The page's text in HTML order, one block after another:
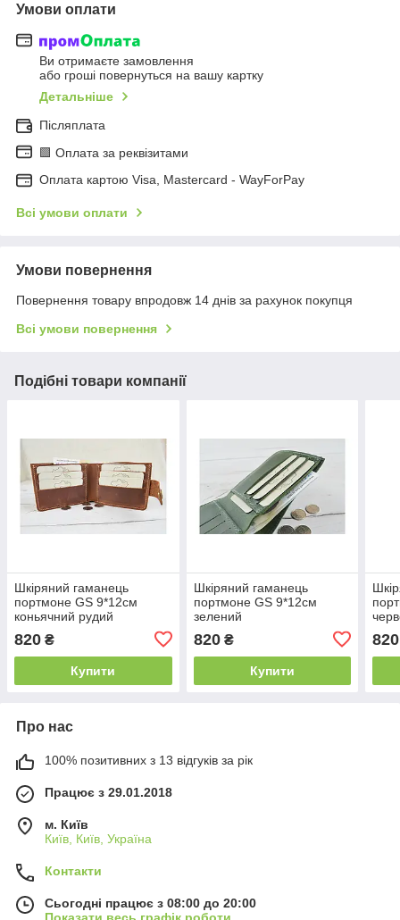
Умови оплати
Ви отримаєте замовлення
або гроші повернуться на вашу картку
Детальніше
Післяплата
🟩 Оплата за реквізитами
Оплата картою Visa, Mastercard - WayForPay
Всі умови оплати
Умови повернення
Повернення товару впродовж 14 днів за рахунок покупця
Всі умови повернення
Подібні товари компанії
Шкіряний гаманець
портмоне GS 9*12см
коньячний рудий
820 ₴
Купити
Шкіряний гаманець
портмоне GS 9*12см
зелений
820₴
Купити
820
Про нас
100% позитивних з 13 відгуків за рік
Працює з 29.01.2018
м. Київ
Київ, Київ, Україна
Контакти
Сьогодні працює з 08:00 до 20:00